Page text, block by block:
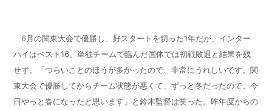
6月の関東大会で優勝し、好スタートを切った1年だが、インター
ハイはベスト16、単独チームで臨んだ国体では初戦敗退と結果を残
せず。「つらいことのほうが多かったので、非常にうれしいです。関
東大会で優勝してからチーム状態が悪くて、ずっと冬だったので。今
日やっと春になったと思います」と鈴木監督は笑った。昨年度からの